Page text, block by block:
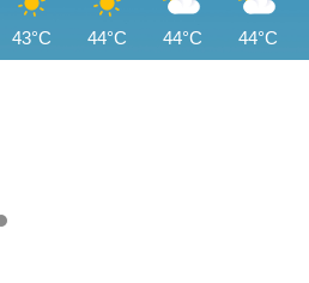
43°C 44°C 44°C 44°C